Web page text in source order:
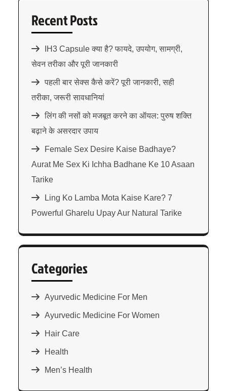
Recent Posts
IH3 Capsule क्या है? फायदे, उपयोग, सामग्री,
सेवन तरीका और पूरी जानकारी
पहली बार सेक्स कैसे करें? पूरी जानकारी, सही
तरीका, जरूरी सावधानियां
लिंग की नसों को मजबूत करने का ऑयल: पुरुष शक्ति
बढ़ाने के असरदार उपाय
Female Sex Desire Kaise Badhaye?
Aurat Me Sex Ki Ichha Badhane Ke 10 Asaan
Tarike
Ling Ko Lamba Mota Kaise Kare? 7
Powerful Gharelu Upay Aur Natural Tarike
Categories
Ayurvedic Medicine For Men
Ayurvedic Medicine For Women
Hair Care
Health
Men’s Health